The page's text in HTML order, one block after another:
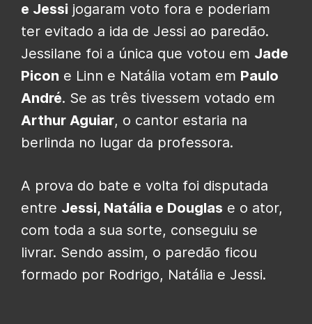
e Jessi jogaram voto fora e poderiam
ter evitado a ida de Jessi ao paredão.
Jessilane foi a única que votou em Jade
Picon e Linn e Natália votam em Paulo
André. Se as três tivessem votado em
Arthur Aguiar, o cantor estaria na
berlinda no lugar da professora.
A prova do bate e volta foi disputada
entre Jessi, Natália e Douglas e o ator,
com toda a sua sorte, conseguiu se
livrar. Sendo assim, o paredão ficou
formado por Rodrigo, Natália e Jessi.